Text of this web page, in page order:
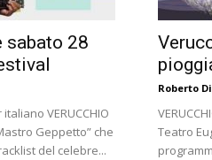
sabato 28
VERUCCHIO
Geppetto” che
del celebre...
Roberto
Teatro